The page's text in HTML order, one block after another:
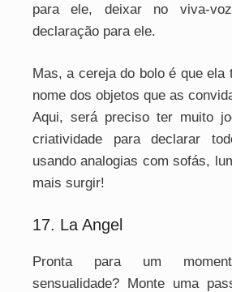
para ele, deixar no viva-
declaração para ele.
Mas, a cereja do bolo é que ela
nome dos objetos que as
Aqui, será preciso ter muito
criatividade para declarar
usando analogias com sofás,
mais surgir!
17. La Angel
Pronta para um
sensualidade? Monte uma